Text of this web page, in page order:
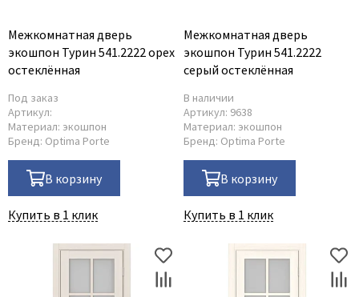
Межкомнатная дверь
экошпон Турин 541.2222 орех
остеклённая
Под заказ
Артикул:
Материал: экошпон
Бренд: Optima Porte
В корзину
Купить в 1 клик
Межкомнатная дверь
экошпон Турин 541.2222
серый остеклённая
В наличии
Артикул: 9638
Материал: экошпон
Бренд: Optima Porte
В корзину
Купить в 1 клик